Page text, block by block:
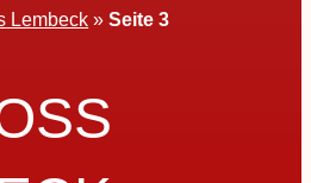
Lembeck »Seite 3